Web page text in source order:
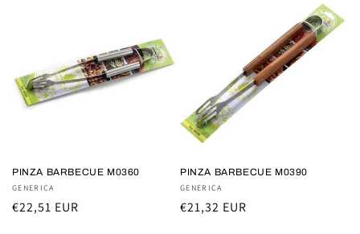
PINZA BARBECUE M0360
Fornitore:
GENERICA
Prezzo
€22,51 EUR
PINZA BARBECUE M0390
Fornitore:
GENERICA
Prezzo
€21,32 EUR